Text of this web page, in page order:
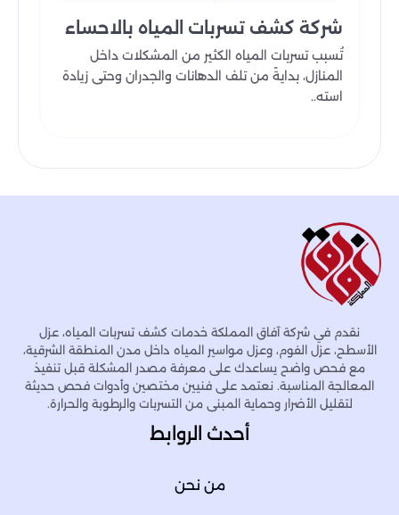
شركة كشف تسربات المياه​ بالاحساء
تُسبب تسربات المياه الكثير من المشكلات داخل
المنازل، بدايةً من تلف الدهانات والجدران وحتى زيادة
استه..
نقدم في شركة آفاق المملكة خدمات كشف تسربات المياه، عزل
الأسطح، عزل الفوم، وعزل مواسير المياه داخل مدن المنطقة الشرقية،
مع فحص واضح يساعدك على معرفة مصدر المشكلة قبل تنفيذ
المعالجة المناسبة. نعتمد على فنيين مختصين وأدوات فحص حديثة
لتقليل الأضرار وحماية المبنى من التسربات والرطوبة والحرارة.
أحدث الروابط
من نحن